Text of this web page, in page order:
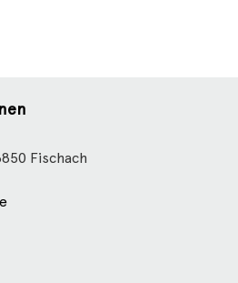
Fischach